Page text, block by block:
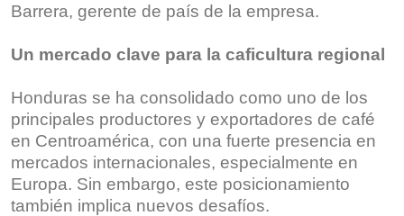
Barrera, gerente de país de la empresa.
Un mercado clave para la caficultura regional
Honduras se ha consolidado como uno de los
principales productores y exportadores de café
en Centroamérica, con una fuerte presencia en
mercados internacionales, especialmente en
Europa. Sin embargo, este posicionamiento
también implica nuevos desafíos.